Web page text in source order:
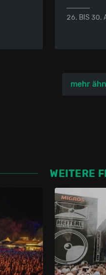
26. BIS 30.
mehr
WEITERE